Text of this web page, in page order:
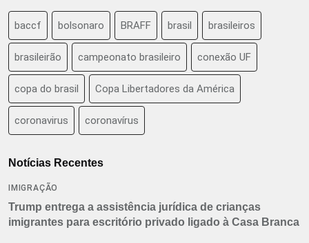
baccf bolsonaro BRAFF brasil brasileiros
brasileirão campeonato brasileiro conexão UF
copa do brasil Copa Libertadores da América
coronavirus coronavírus
Notícias Recentes
IMIGRAÇÃO
Trump entrega a assistência jurídica de crianças
imigrantes para escritório privado ligado à Casa Branca